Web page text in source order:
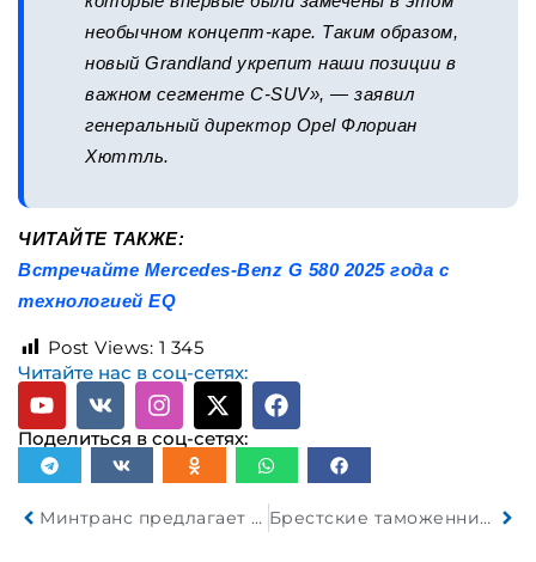
необычном концепт-каре. Таким образом,
новый Grandland укрепит наши позиции в
важном сегменте C-SUV», — заявил
генеральный директор Opel Флориан
Хюттль.
ЧИТАЙТЕ ТАКЖЕ:
Встречайте Mercedes-Benz G 580 2025 года с
технологией EQ
Post Views: 1 345
Читайте нас в соц-сетях:
Поделиться в соц-сетях:
Минтранс предлагает обсудить реестр легальных перевозчиков Брестские таможенники пресекли ввоз автомобилей по заниженной стоимости